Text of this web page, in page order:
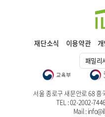
재단소식 이용약관
패밀리
서울 종로구 새문안로 68 흥
TEL : 02-2002-
Mail :